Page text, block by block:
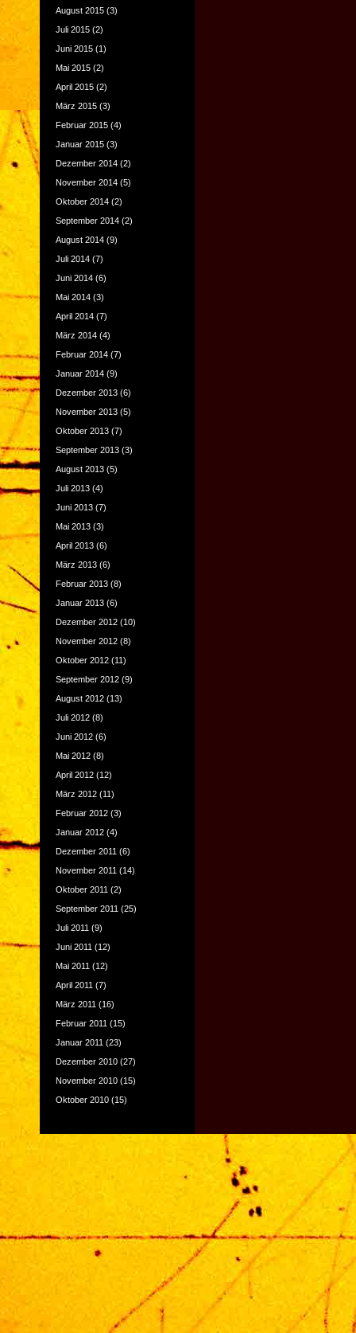
August 2015 (3)
Juli 2015 (2)
Juni 2015 (1)
Mai 2015 (2)
April 2015 (2)
März 2015 (3)
Februar 2015 (4)
Januar 2015 (3)
Dezember 2014 (2)
November 2014 (5)
Oktober 2014 (2)
September 2014 (2)
August 2014 (9)
Juli 2014 (7)
Juni 2014 (6)
Mai 2014 (3)
April 2014 (7)
März 2014 (4)
Februar 2014 (7)
Januar 2014 (9)
Dezember 2013 (6)
November 2013 (5)
Oktober 2013 (7)
September 2013 (3)
August 2013 (5)
Juli 2013 (4)
Juni 2013 (7)
Mai 2013 (3)
April 2013 (6)
März 2013 (6)
Februar 2013 (8)
Januar 2013 (6)
Dezember 2012 (10)
November 2012 (8)
Oktober 2012 (11)
September 2012 (9)
August 2012 (13)
Juli 2012 (8)
Juni 2012 (6)
Mai 2012 (8)
April 2012 (12)
März 2012 (11)
Februar 2012 (3)
Januar 2012 (4)
Dezember 2011 (6)
November 2011 (14)
Oktober 2011 (2)
September 2011 (25)
Juli 2011 (9)
Juni 2011 (12)
Mai 2011 (12)
April 2011 (7)
März 2011 (16)
Februar 2011 (15)
Januar 2011 (23)
Dezember 2010 (27)
November 2010 (15)
Oktober 2010 (15)